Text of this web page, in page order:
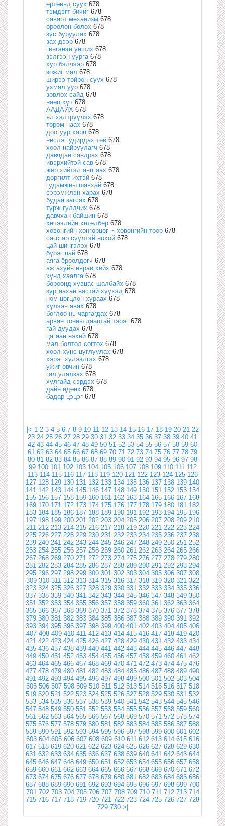
өртөөнд суух 678
тэмдэгт бичиг 678
саварт механизм 678
ороолон болох 678
зүс буруулах 678
зах дээр 678
гингэнэн унших 678
зэлгээн уурга 678
хур бэлчээр 678
зожиг мал 678
ширээ тойрон суух 678
ухмал уур 678
зөвлөх сайд 678
нөөц хүч 678
ААДАЙХ 678
ял хэлтрүүлэх 678
тором наах 678
доогуур харц 678
нислэг удирдах төв 678
хоол найруулагч 678
давчдан сандрах 678
ивэрхийтэй сав 678
жир хийтэл янцгаах 678
доргилт ихтэй 678
гудамжны шавхай 678
сэрэмжлэн харах 678
будаа загсах 678
түрж гулдчих 678
давчхан байшин 678
хичээлийн хөтөлбөр 678
хөвөнгийн хонгорцог ~ хөвөнгийн тоор 678
сагсгар сүүлтэй нохой 678
цай шингэлэх 678
бүрэг цай 678
аяга ёроолдогч 678
аж ахуйн нярав хийх 678
хүнд хаалга 678
бороонд хувцас шалбайх 678
зургаахан настай хүүхэд 678
ном цогцлон хураах 678
хүлээн авах 678
бөглөө нь чаргагдах 678
арван тонны даацтай тэрэг 678
гай дуудах 678
цагаан нэхий 678
мал болтол согтох 678
хоол хүнс цуглуулах 678
хэрэг хүлээлгэх 678
ужиг өвчин 678
гал улалзах 678
хулгайд сэрдэх 678
дайн өдөөх 678
бадар цэцэг 678
|< 1 2 3 4 5 6 7 8 9 10 11 12 13 14 15 16 17 18 19 20 21 22
23 24 25 26 27 28 29 30 31 32 33 34 35 36 37 38 39 40 41
42 43 44 45 46 47 48 49 50 51 52 53 54 55 56 57 58 59 60
61 62 63 64 65 66 67 68 69 70 71 72 73 74 75 76 77 78 79
80 81 82 83 84 85 86 87 88 89 90 91 92 93 94 95 96 97 98
99 100 101 102 103 104 105 106 107 108 109 110 111 112
113 114 115 116 117 118 119 120 121 122 123 124 125 126
127 128 129 130 131 132 133 134 135 136 137 138 139 140
141 142 143 144 145 146 147 148 149 150 151 152 153 154
155 156 157 158 159 160 161 162 163 164 165 166 167 168
169 170 171 172 173 174 175 176 177 178 179 180 181 182
183 184 185 186 187 188 189 190 191 192 193 194 195 196
197 198 199 200 201 202 203 204 205 206 207 208 209 210
211 212 213 214 215 216 217 218 219 220 221 222 223 224
225 226 227 228 229 230 231 232 233 234 235 236 237 238
239 240 241 242 243 244 245 246 247 248 249 250 251 252
253 254 255 256 257 258 259 260 261 262 263 264 265 266
267 268 269 270 271 272 273 274 275 276 277 278 279 280
281 282 283 284 285 286 287 288 289 290 291 292 293 294
295 296 297 298 299 300 301 302 303 304 305 306 307 308
309 310 311 312 313 314 315 316 317 318 319 320 321 322
323 324 325 326 327 328 329 330 331 332 333 334 335 336
337 338 339 340 341 342 343 344 345 346 347 348 349 350
351 352 353 354 355 356 357 358 359 360 361 362 363 364
365 366 367 368 369 370 371 372 373 374 375 376 377 378
379 380 381 382 383 384 385 386 387 388 389 390 391 392
393 394 395 396 397 398 399 400 401 402 403 404 405 406
407 408 409 410 411 412 413 414 415 416 417 418 419 420
421 422 423 424 425 426 427 428 429 430 431 432 433 434
435 436 437 438 439 440 441 442 443 444 445 446 447 448
449 450 451 452 453 454 455 456 457 458 459 460 461 462
463 464 465 466 467 468 469 470 471 472 473 474 475 476
477 478 479 480 481 482 483 484 485 486 487 488 489 490
491 492 493 494 495 496 497 498 499 500 501 502 503 504
505 506 507 508 509 510 511 512 513 514 515 516 517 518
519 520 521 522 523 524 525 526 527 528 529 530 531 532
533 534 535 536 537 538 539 540 541 542 543 544 545 546
547 548 549 550 551 552 553 554 555 556 557 558 559 560
561 562 563 564 565 566 567 568 569 570 571 572 573 574
575 576 577 578 579 580 581 582 583 584 585 586 587 588
589 590 591 592 593 594 595 596 597 598 599 600 601 602
603 604 605 606 607 608 609 610 611 612 613 614 615 616
617 618 619 620 621 622 623 624 625 626 627 628 629 630
631 632 633 634 635 636 637 638 639 640 641 642 643 644
645 646 647 648 649 650 651 652 653 654 655 656 657 658
659 660 661 662 663 664 665 666 667 668 669 670 671 672
673 674 675 676 677 678 679 680 681 682 683 684 685 686
687 688 689 690 691 692 693 694 695 696 697 698 699 700
701 702 703 704 705 706 707 708 709 710 711 712 713 714
715 716 717 718 719 720 721 722 723 724 725 726 727 728
729 730 >|